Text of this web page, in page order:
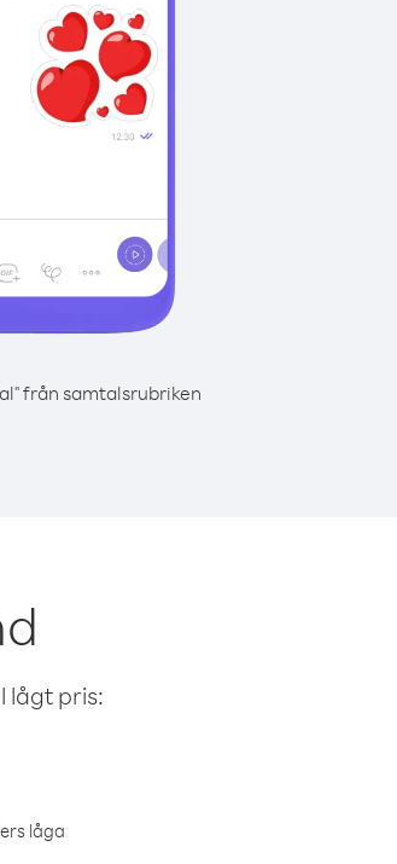
från samtalsrubriken
lågt pris:
låga